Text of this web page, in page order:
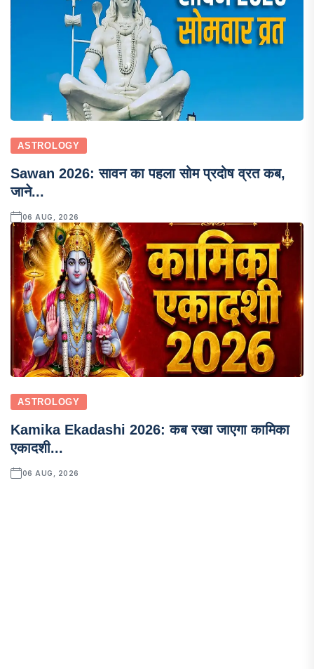
ASTROLOGY
Sawan 2026: सावन का पहला सोम प्रदोष व्रत कब,
जाने...
06 AUG, 2026
ASTROLOGY
Kamika Ekadashi 2026: कब रखा जाएगा कामिका
एकादशी...
06 AUG, 2026